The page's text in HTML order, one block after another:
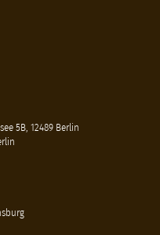
5B, 12489 Berlin